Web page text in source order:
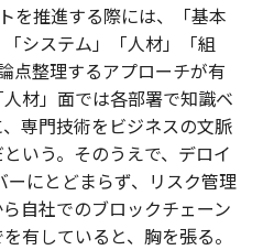
を推進する際には、「基本
システム」「人材」「組
点整理するアプローチが有
材」面では各部署で知識ベ
専門技術をビジネスの文脈
いう。そのうえで、デロイ
ーにとどまらず、リスク管理
自社でのブロックチェーン
有していると、胸を張る。